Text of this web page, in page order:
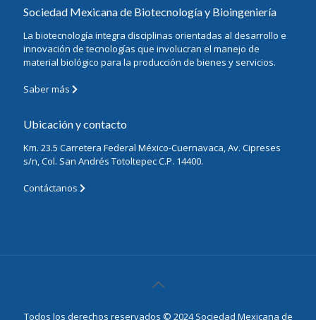
Sociedad Mexicana de Biotecnología y Bioingeniería
La biotecnología integra disciplinas orientadas al desarrollo e
innovación de tecnologías que involucran el manejo de
material biológico para la producción de bienes y servicios.
Saber más
Ubicación y contacto
Km. 23.5 Carretera Federal México-Cuernavaca, Av. Cipreses
s/n, Col. San Andrés Totoltepec C.P. 14400.
Contáctanos
Todos los derechos reservados © 2024 Sociedad Mexicana de